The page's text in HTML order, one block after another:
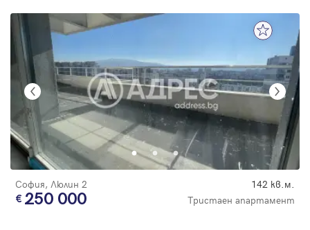
София, Люлин 2 142 кв.м.
250 000 Тристаен апартамент